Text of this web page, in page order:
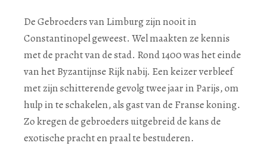
De Gebroeders van Limburg zijn nooit in
Constantinopel geweest. Wel maakten ze kennis
met de pracht van de stad. Rond 1400 was het einde
van het Byzantijnse Rijk nabij. Een keizer verbleef
met zijn schitterende gevolg twee jaar in Parijs, om
hulp in te schakelen, als gast van de Franse koning.
Zo kregen de gebroeders uitgebreid de kans de
exotische pracht en praal te bestuderen.